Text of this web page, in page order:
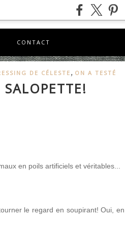
CONTACT
DE CÉLESTE, ON A TESTÉ
en poils artificiels et véritables...
le regard en soupirant! Oui, en